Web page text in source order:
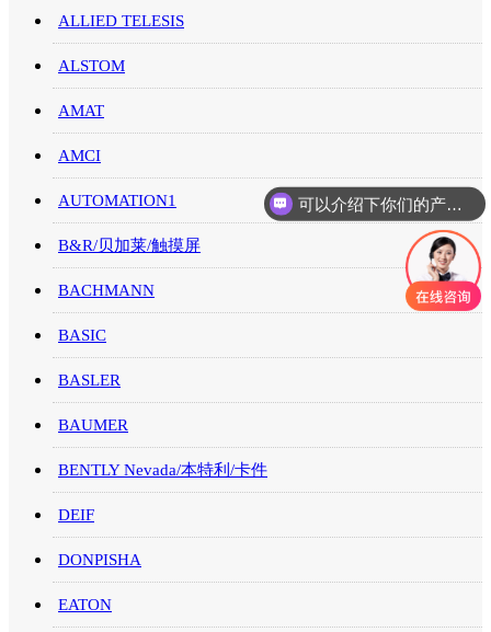
ALLIED TELESIS
ALSTOM
AMAT
AMCI
AUTOMATION1
B&R/贝加莱/触摸屏
BACHMANN
BASIC
BASLER
BAUMER
BENTLY Nevada/本特利/卡件
DEIF
DONPISHA
EATON
可以介绍下你们的产品么